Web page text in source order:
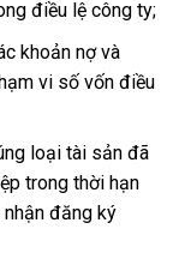
điều lệ công ty;
khoản nợ và
vi số vốn điều
loại tài sản đã
trong thời hạn
đăng ký